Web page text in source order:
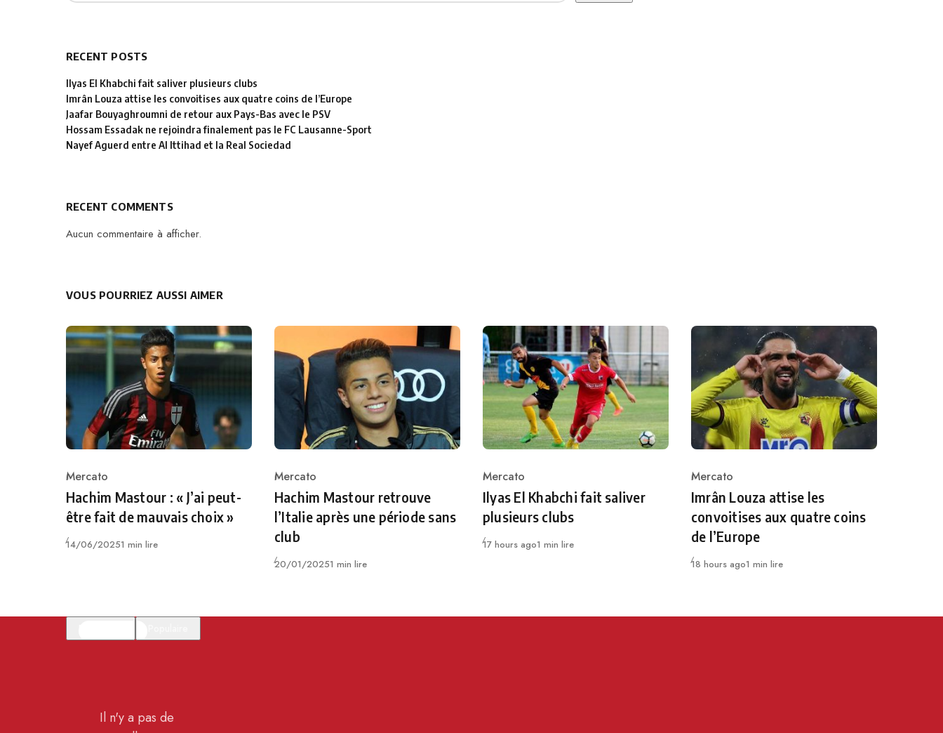
RECENT POSTS
Ilyas El Khabchi fait saliver plusieurs clubs
Imrân Louza attise les convoitises aux quatre coins de l’Europe
Jaafar Bouyaghroumni de retour aux Pays-Bas avec le PSV
Hossam Essadak ne rejoindra finalement pas le FC Lausanne-Sport
Nayef Aguerd entre Al Ittihad et la Real Sociedad
RECENT COMMENTS
Aucun commentaire à afficher.
VOUS POURRIEZ AUSSI AIMER
Category
Mercato
Hachim Mastour : « J’ai peut-
être fait de mauvais choix »
Publié
14/06/20251 min lire
Category
Mercato
Hachim Mastour retrouve
l’Italie après une période sans
club
Publié
20/01/20251 min lire
Category
Mercato
Ilyas El Khabchi fait saliver
plusieurs clubs
Publié
17 hours ago1 min lire
Category
Mercato
Imrân Louza attise les
convoitises aux quatre coins
de l’Europe
Publié
18 hours ago1 min lire
Il n'y a pas de